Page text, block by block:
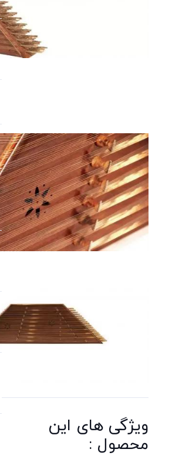
ویژگی های این
محصول :